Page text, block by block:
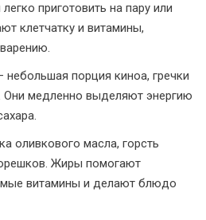
приготовить на пару или
клетчатку и витамины,
порция киноа, гречки
Они медленно выделяют энергию
оливкового масла, горсть
Жиры помогают
витамины и делают блюдо